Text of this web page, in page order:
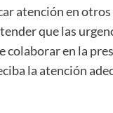
atención en
que las
colaborar en la
la atención